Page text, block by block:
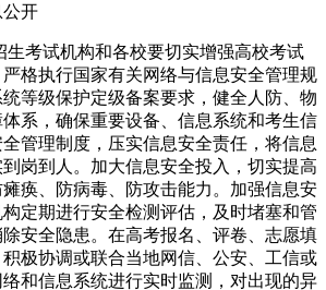
开
生考试机构和各校要切实增强高校考试
格执行国家有关网络与信息安全管理规
等级保护定级备案要求，健全人防、物
系，确保重要设备、信息系统和考生信
管理制度，压实信息安全责任，将信息
岗到人。加大信息安全投入，切实提高
痪、防病毒、防攻击能力。加强信息安
定期进行安全检测评估，及时堵塞和管
安全隐患。在高考报名、评卷、志愿填
极协调或联合当地网信、公安、工信或
和信息系统进行实时监测，对出现的异